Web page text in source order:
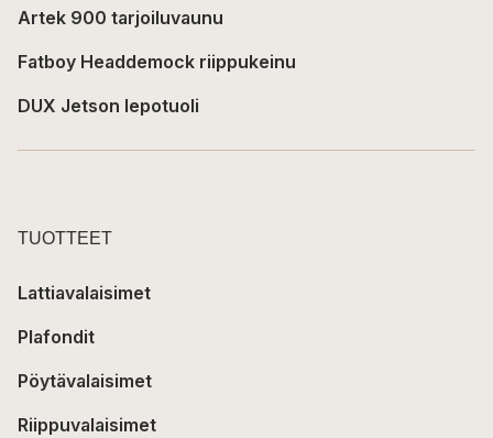
Artek 900 tarjoiluvaunu
Fatboy Headdemock riippukeinu
DUX Jetson lepotuoli
TUOTTEET
Lattiavalaisimet
Plafondit
Pöytävalaisimet
Riippuvalaisimet